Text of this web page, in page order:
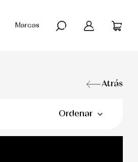
Marcas
Atrás
Ordenar